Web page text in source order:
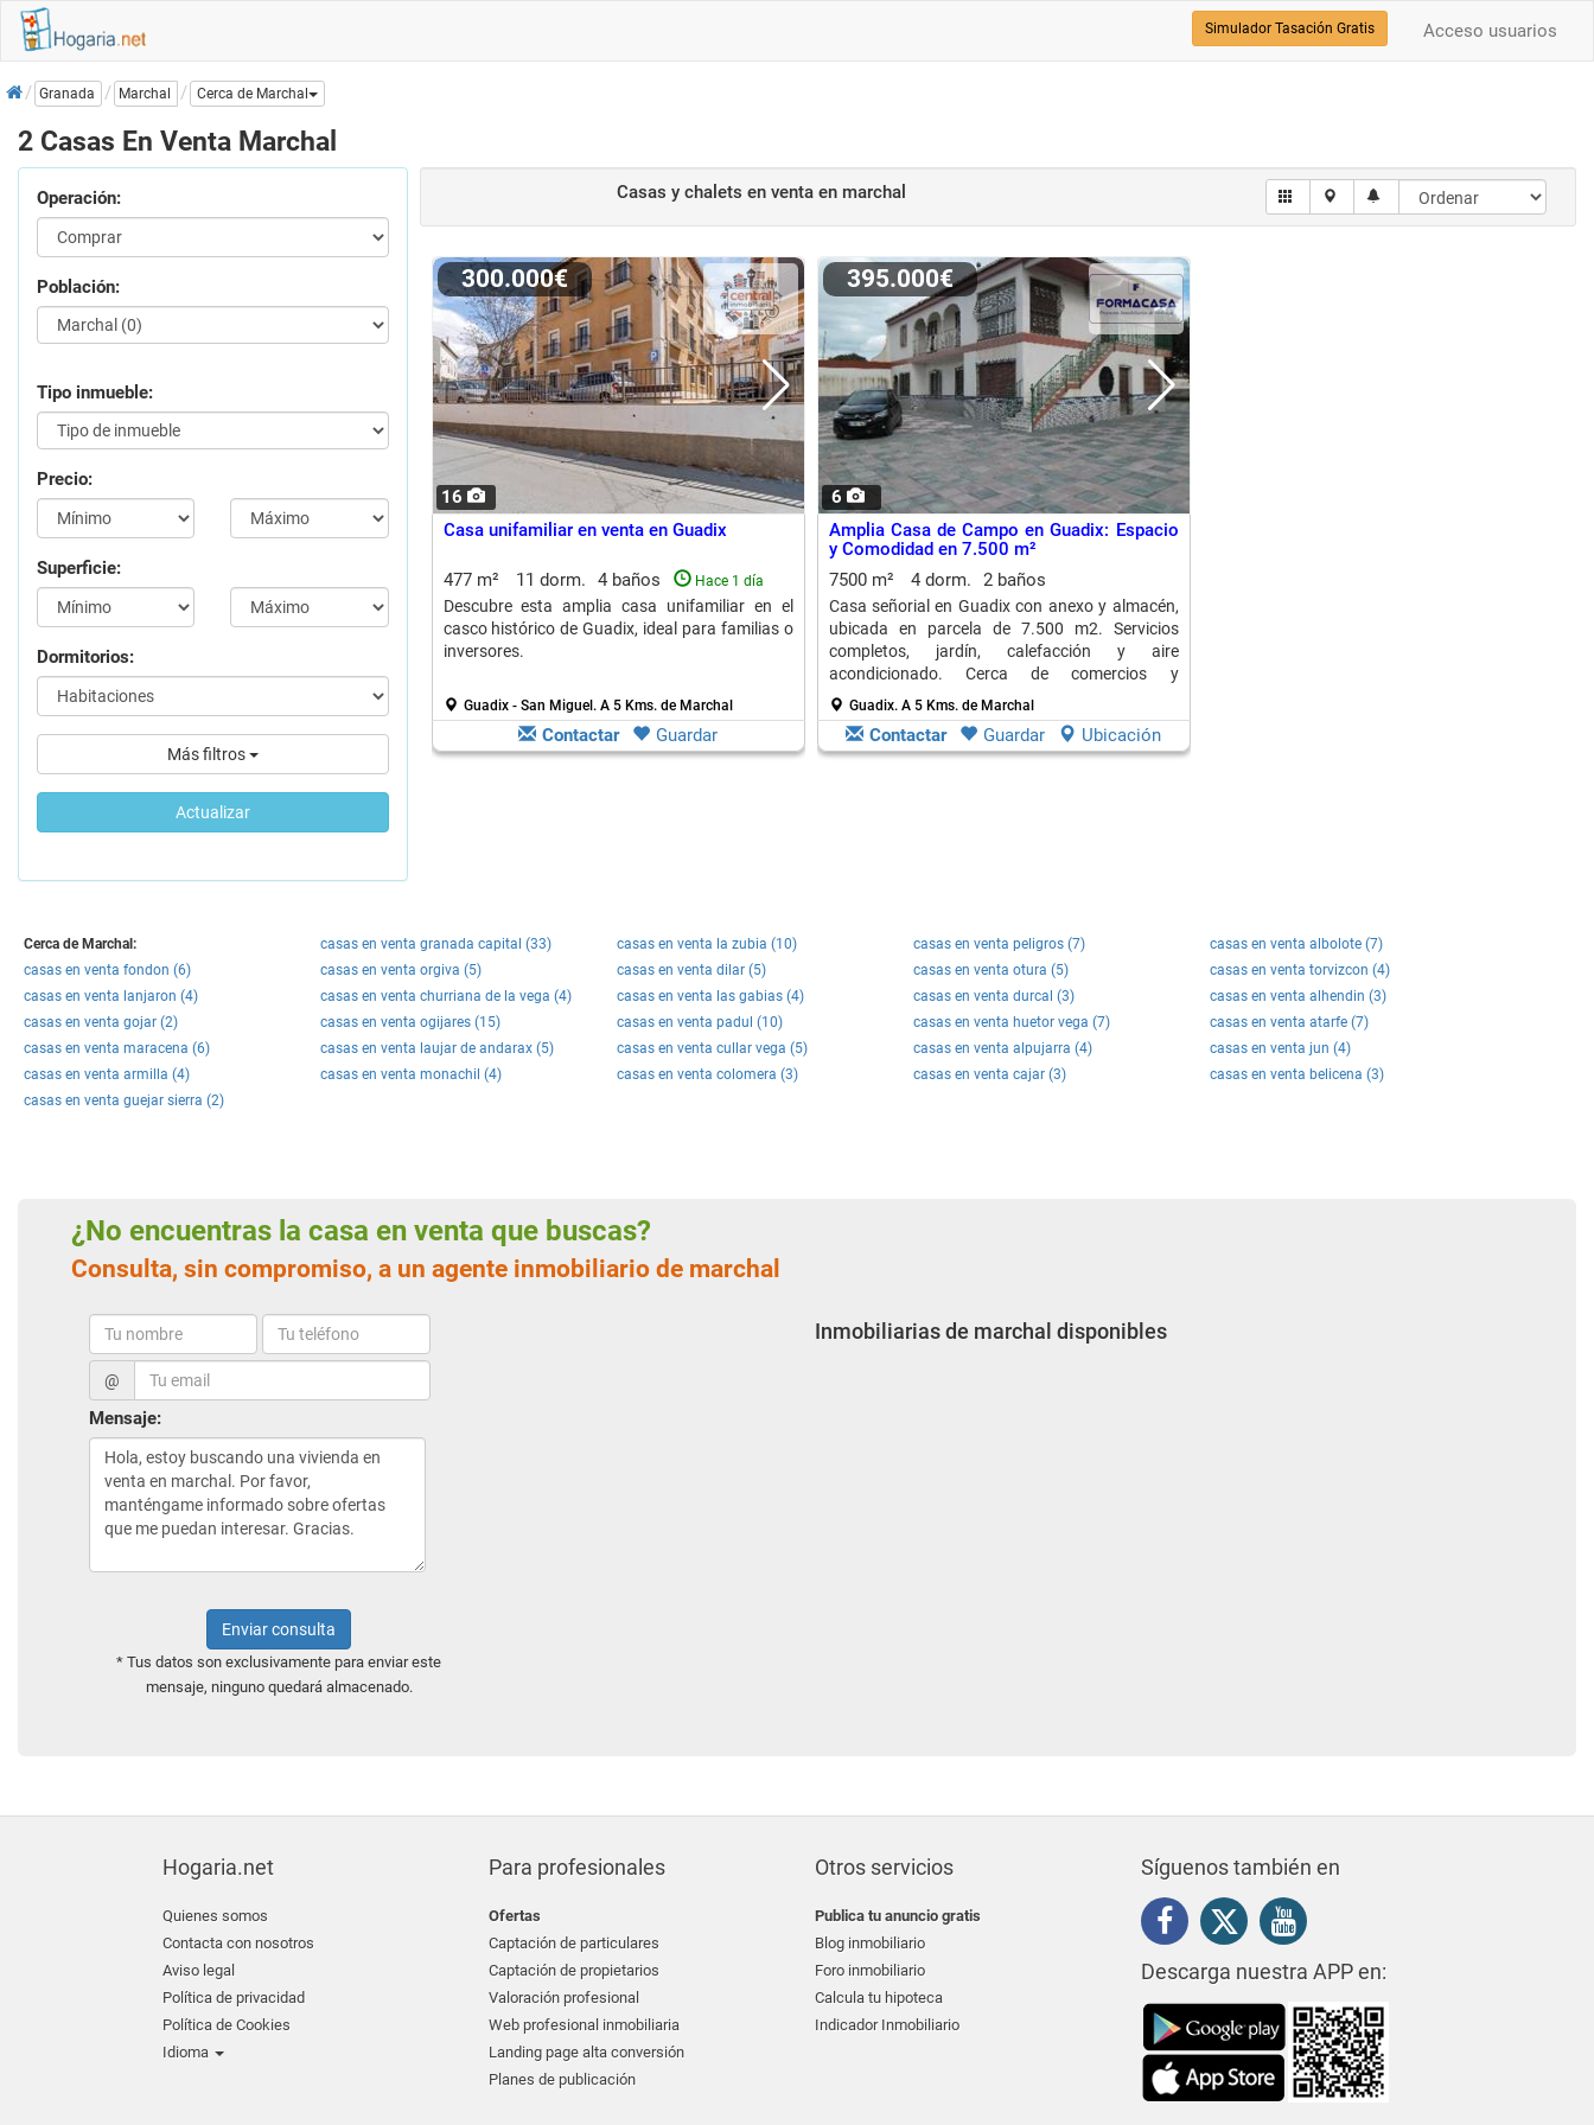
Acceso usuarios
Simulador Tasación Gratis
InicioGranada Marchal Cerca de Marchal
2 Casas En Venta Marchal
Operación:
Población:
Tipo inmueble:
Precio:
Superficie:
Dormitorios:
Más filtros
Actualizar
Casas y chalets en venta en marchal
16
300.000€
Casa unifamiliar en venta en Guadix
477 m² 11 dorm. 4 baños Hace 1 día
Descubre esta amplia casa unifamiliar en el
casco histórico de Guadix, ideal para familias o
inversores.
Guadix - San Miguel. A 5 Kms. de Marchal
Contactar Guardar
6
395.000€
Amplia Casa de Campo en Guadix: Espacio
y Comodidad en 7.500 m²
7500 m²
4 dorm. 2 baños
Casa señorial en Guadix con anexo y almacén,
ubicada en parcela de 7.500 m2. Servicios
completos, jardín, calefacción y aire
acondicionado. Cerca de comercios y
transporte público.
Guadix. A 5 Kms. de Marchal
Contactar Guardar Ubicación
Cerca de Marchal: casas en venta granada capital (33) casas en venta la zubia (10) casas en venta peligros (7)
casas en venta albolote (7)
casas en venta fondon (6)
casas en venta orgiva (5) casas en venta dilar (5) casas en venta otura (5)
casas en venta torvizcon (4)
casas en venta lanjaron (4)
casas en venta churriana de la vega (4) casas en venta las gabias (4) casas en venta durcal (3)
casas en venta alhendin (3)
casas en venta gojar (2)
casas en venta ogijares (15) casas en venta padul (10) casas en venta huetor vega (7)
casas en venta atarfe (7)
casas en venta maracena (6)
casas en venta laujar de andarax (5) casas en venta cullar vega (5) casas en venta alpujarra (4)
casas en venta jun (4)
casas en venta armilla (4)
casas en venta monachil (4) casas en venta colomera (3) casas en venta cajar (3)
casas en venta belicena (3)
casas en venta guejar sierra (2)
¿No encuentras la casa en venta que buscas?
Consulta, sin compromiso, a un agente inmobiliario de marchal
@
Mensaje:
Enviar consulta
* Tus datos son exclusivamente para enviar este
mensaje, ninguno quedará almacenado.
Inmobiliarias de marchal disponibles
Hogaria.net
Quienes somos
Contacta con nosotros
Aviso legal
Política de privacidad
Política de Cookies
Idioma
Para profesionales
Ofertas
Captación de particulares
Captación de propietarios
Valoración profesional
Web profesional inmobiliaria
Landing page alta conversión
Planes de publicación
Otros servicios
Publica tu anuncio gratis
Blog inmobiliario
Foro inmobiliario
Calcula tu hipoteca
Indicador Inmobiliario
Síguenos también en
Descarga nuestra APP en: